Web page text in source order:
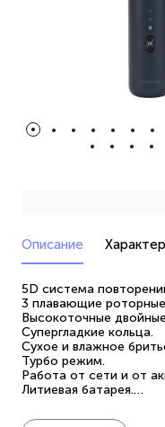
Описание
5D система
3 плавающие
Высокоточные
Супергладкие кольца.
Сухое и влажное
Турбо режим.
Работа от сети и от
Литиевая батарея.
Полная зарядка 90 мин.